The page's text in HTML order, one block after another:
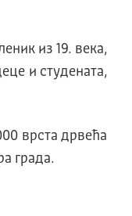
из 19. века,
и студената,
врста дрвећа
града.